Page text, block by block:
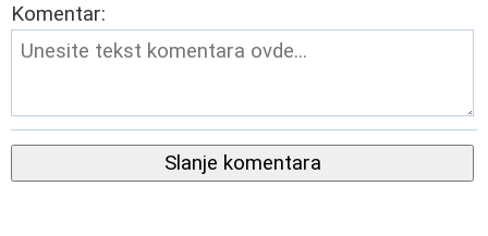
Komentar:
Slanje komentara